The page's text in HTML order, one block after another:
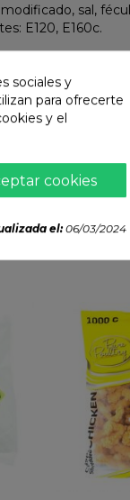
sal,
E120, E160c.
sociales y
para ofrecerte
y el
cookies
el:06/03/2024